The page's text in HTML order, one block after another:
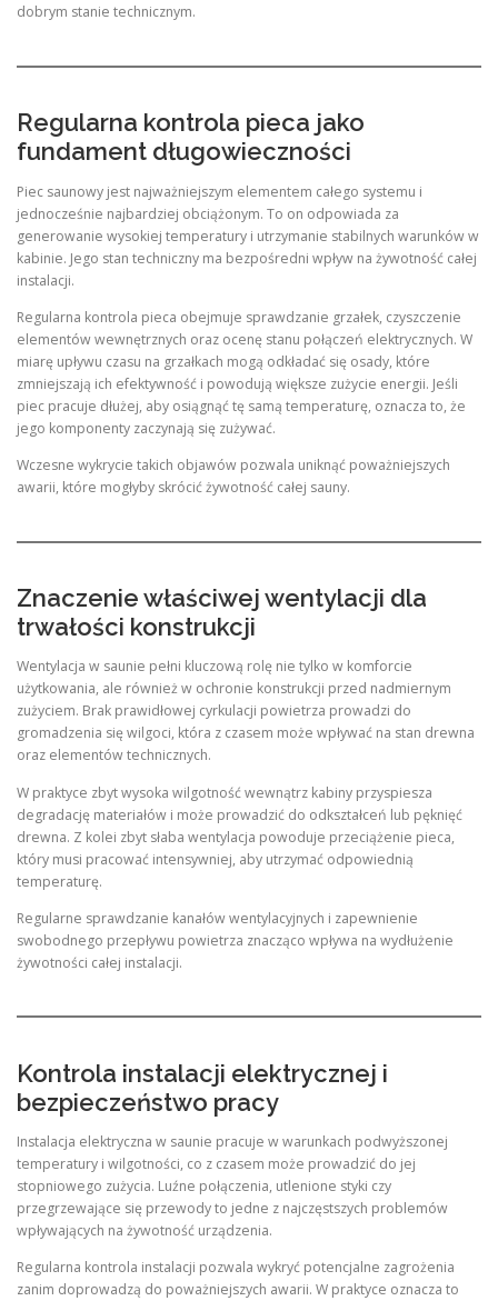
dobrym stanie technicznym.
Regularna kontrola pieca jako
fundament długowieczności
Piec saunowy jest najważniejszym elementem całego systemu i
jednocześnie najbardziej obciążonym. To on odpowiada za
generowanie wysokiej temperatury i utrzymanie stabilnych warunków w
kabinie. Jego stan techniczny ma bezpośredni wpływ na żywotność całej
instalacji.
Regularna kontrola pieca obejmuje sprawdzanie grzałek, czyszczenie
elementów wewnętrznych oraz ocenę stanu połączeń elektrycznych. W
miarę upływu czasu na grzałkach mogą odkładać się osady, które
zmniejszają ich efektywność i powodują większe zużycie energii. Jeśli
piec pracuje dłużej, aby osiągnąć tę samą temperaturę, oznacza to, że
jego komponenty zaczynają się zużywać.
Wczesne wykrycie takich objawów pozwala uniknąć poważniejszych
awarii, które mogłyby skrócić żywotność całej sauny.
Znaczenie właściwej wentylacji dla
trwałości konstrukcji
Wentylacja w saunie pełni kluczową rolę nie tylko w komforcie
użytkowania, ale również w ochronie konstrukcji przed nadmiernym
zużyciem. Brak prawidłowej cyrkulacji powietrza prowadzi do
gromadzenia się wilgoci, która z czasem może wpływać na stan drewna
oraz elementów technicznych.
W praktyce zbyt wysoka wilgotność wewnątrz kabiny przyspiesza
degradację materiałów i może prowadzić do odkształceń lub pęknięć
drewna. Z kolei zbyt słaba wentylacja powoduje przeciążenie pieca,
który musi pracować intensywniej, aby utrzymać odpowiednią
temperaturę.
Regularne sprawdzanie kanałów wentylacyjnych i zapewnienie
swobodnego przepływu powietrza znacząco wpływa na wydłużenie
żywotności całej instalacji.
Kontrola instalacji elektrycznej i
bezpieczeństwo pracy
Instalacja elektryczna w saunie pracuje w warunkach podwyższonej
temperatury i wilgotności, co z czasem może prowadzić do jej
stopniowego zużycia. Luźne połączenia, utlenione styki czy
przegrzewające się przewody to jedne z najczęstszych problemów
wpływających na żywotność urządzenia.
Regularna kontrola instalacji pozwala wykryć potencjalne zagrożenia
zanim doprowadzą do poważniejszych awarii. W praktyce oznacza to